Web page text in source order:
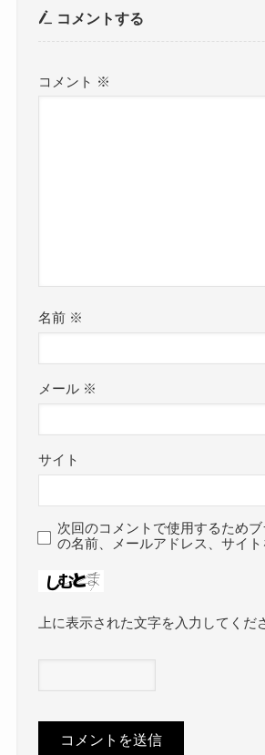
コメントする
コメント ※
名前 ※
メール ※
サイト
次回のコメントで使用するため
の名前、メールアドレス、サイト
上に表示された文字を入力してくだ